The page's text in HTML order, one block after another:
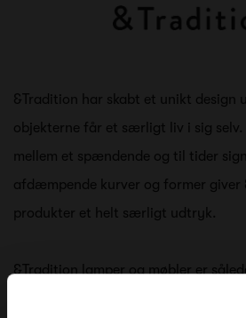
&Tradition har skabt et unikt design
objekterne får et særligt liv i sig selv.
mellem et spændende og til tider
afdæmpende kurver og former giver
produkter et helt særligt udtryk.
&Tradition lamper og møbler er
spændende design univers hvor